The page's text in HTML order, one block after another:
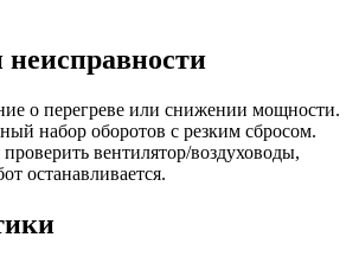
о перегреве или снижении мощности.
набор оборотов с резким сбросом.
вентилятор/воздуховоды,
останавливается.